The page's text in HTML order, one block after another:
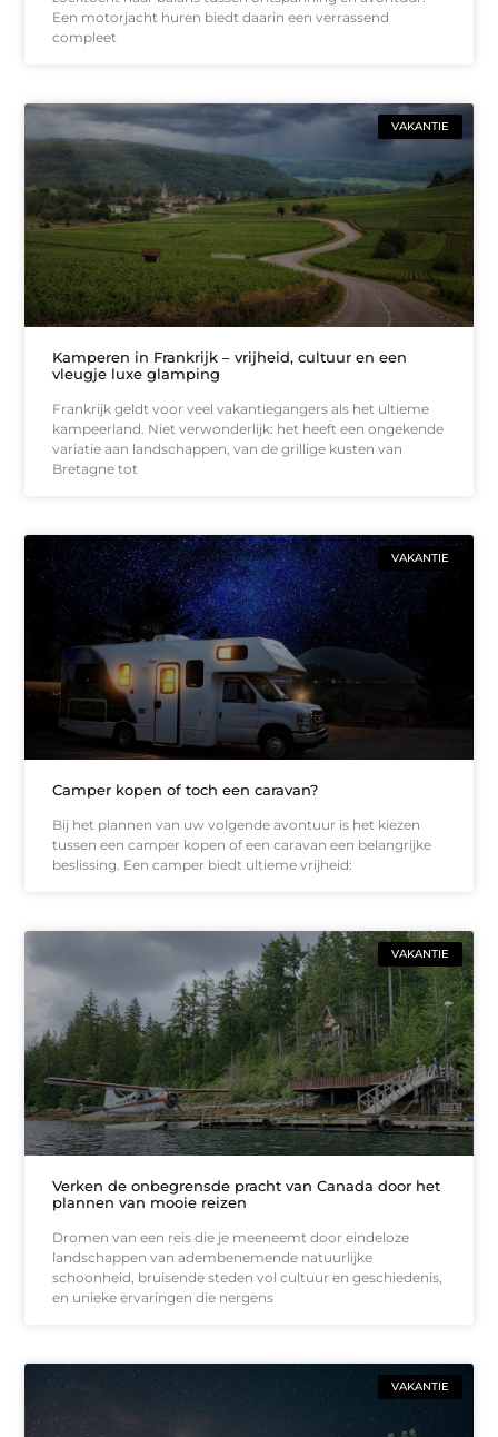
Een motorjacht huren biedt daarin een verrassend
compleet
VAKANTIE
Kamperen in Frankrijk – vrijheid, cultuur en een
vleugje luxe glamping
Frankrijk geldt voor veel vakantiegangers als het ultieme
kampeerland. Niet verwonderlijk: het heeft een ongekende
variatie aan landschappen, van de grillige kusten van
Bretagne tot
VAKANTIE
Camper kopen of toch een caravan?
Bij het plannen van uw volgende avontuur is het kiezen
tussen een camper kopen of een caravan een belangrijke
beslissing. Een camper biedt ultieme vrijheid:
VAKANTIE
Verken de onbegrensde pracht van Canada door het
plannen van mooie reizen
Dromen van een reis die je meeneemt door eindeloze
landschappen van adembenemende natuurlijke
schoonheid, bruisende steden vol cultuur en geschiedenis,
en unieke ervaringen die nergens
VAKANTIE